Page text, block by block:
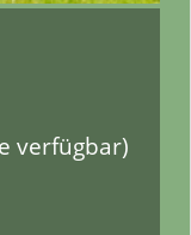
verfügbar)